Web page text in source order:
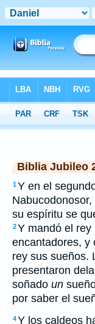
>JUB> Daniel 2
Biblia Jubileo
1Y en el
su espíritu se
2Y mandó el rey
encantadores, y
rey sus sueños.
presentaron
soñado un
por saber el
4Y los caldeos